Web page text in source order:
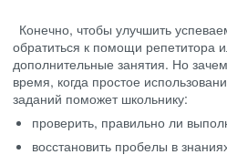
Конечно, чтобы улучшить
обратиться к помощи репетитора
дополнительные занятия. Но
время, когда простое
заданий поможет школьнику:
проверить, правильно ли
восстановить пробелы в